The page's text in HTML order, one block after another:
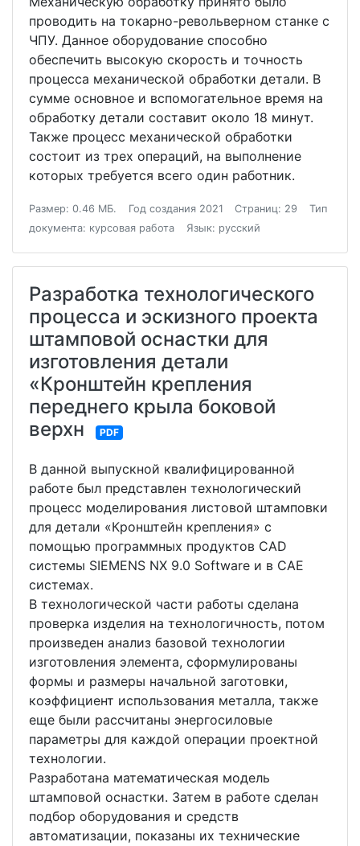
проводить на токарно-револьверном станке с
ЧПУ. Данное оборудование способно
обеспечить высокую скорость и точность
процесса механической обработки детали. В
сумме основное и вспомогательное время на
обработку детали составит около 18 минут.
Также процесс механической обработки
состоит из трех операций, на выполнение
которых требуется всего один работник.
Размер: 0.46 МБ. Год создания 2021 Страниц: 29
Тип
документа: курсовая работа
Язык: русский
Разработка технологического
процесса и эскизного проекта
штамповой оснастки для
изготовления детали
«Кронштейн крепления
переднего крыла боковой
верхн
PDF
В данной выпускной квалифицированной
работе был представлен технологический
процесс моделирования листовой штамповки
для детали «Кронштейн крепления» с
помощью программных продуктов CAD
системы SIEMENS NX 9.0 Software и в CAE
системах.
В технологической части работы сделана
проверка изделия на технологичность, потом
произведен анализ базовой технологии
изготовления элемента, сформулированы
формы и размеры начальной заготовки,
коэффициент использования металла, также
еще были рассчитаны энергосиловые
параметры для каждой операции проектной
технологии.
Разработана математическая модель
штамповой оснастки. Затем в работе сделан
подбор оборудования и средств
автоматизации, показаны их технические